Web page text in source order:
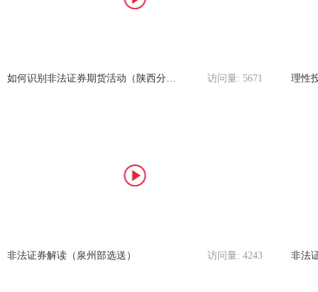
如何识别非法证券期货活动（陕西分公司选送） 访问量: 5671
非法证券解读（泉州部选送） 访问量: 4243